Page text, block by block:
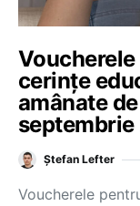
Voucherele
cerințe
amânate
Ștefan Lefter
Voucherele